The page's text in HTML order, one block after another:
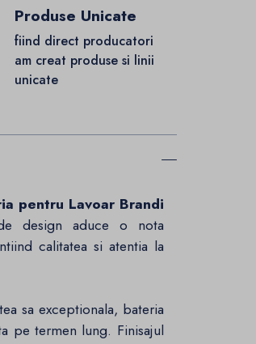
Produse Unicate
fiind direct producatori
am creat produse si linii
unicate
pentru Lavoar Brandi
design aduce o nota
calitatea si atentia la
sa exceptionala, bateria
pe termen lung. Finisajul